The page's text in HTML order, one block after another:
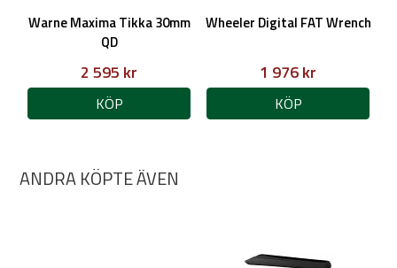
Warne Maxima Tikka 30mm
QD
2 595 kr
KÖP
Wheeler Digital FAT Wrench
1 976 kr
KÖP
ANDRA KÖPTE ÄVEN